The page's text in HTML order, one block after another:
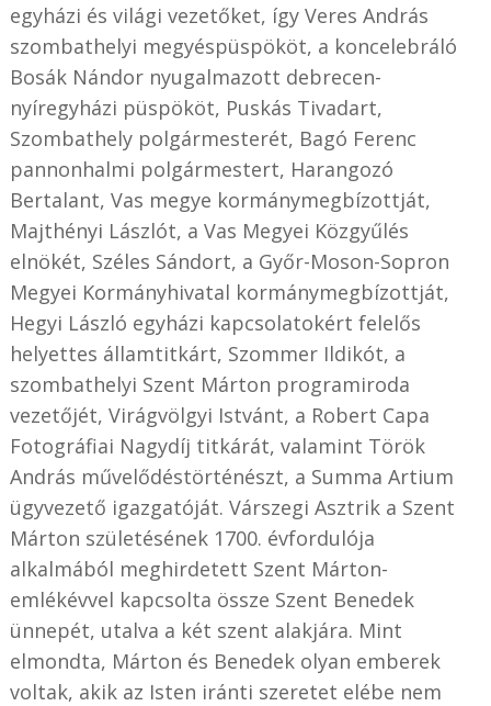
egyházi és világi vezetőket, így Veres András
szombathelyi megyéspüspököt, a koncelebráló
Bosák Nándor nyugalmazott debrecen-
nyíregyházi püspököt, Puskás Tivadart,
Szombathely polgármesterét, Bagó Ferenc
pannonhalmi polgármestert, Harangozó
Bertalant, Vas megye kormánymegbízottját,
Majthényi Lászlót, a Vas Megyei Közgyűlés
elnökét, Széles Sándort, a Győr-Moson-Sopron
Megyei Kormányhivatal kormánymegbízottját,
Hegyi László egyházi kapcsolatokért felelős
helyettes államtitkárt, Szommer Ildikót, a
szombathelyi Szent Márton programiroda
vezetőjét, Virágvölgyi Istvánt, a Robert Capa
Fotográfiai Nagydíj titkárát, valamint Török
András művelődéstörténészt, a Summa Artium
ügyvezető igazgatóját. Várszegi Asztrik a Szent
Márton születésének 1700. évfordulója
alkalmából meghirdetett Szent Márton-
emlékévvel kapcsolta össze Szent Benedek
ünnepét, utalva a két szent alakjára. Mint
elmondta, Márton és Benedek olyan emberek
voltak, akik az Isten iránti szeretet elébe nem